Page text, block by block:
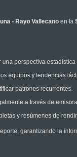
- Rayo Vallecano en la
perspectiva
equipos y tendencias
patrones recurrentes.
a través de
y resúmenes de
garantizando la